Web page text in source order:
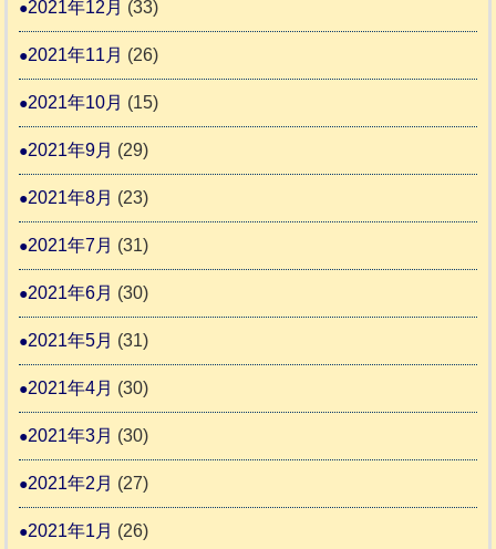
2021年12月 (33)
2021年11月 (26)
2021年10月 (15)
2021年9月 (29)
2021年8月 (23)
2021年7月 (31)
2021年6月 (30)
2021年5月 (31)
2021年4月 (30)
2021年3月 (30)
2021年2月 (27)
2021年1月 (26)